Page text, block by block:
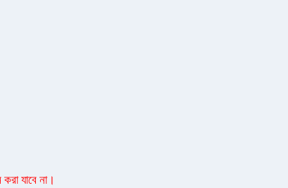
যাবে না।